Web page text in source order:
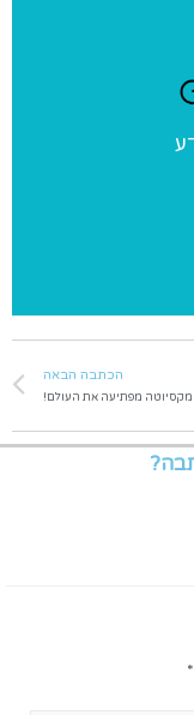
בנושאי התעמלות
הכתבה הבאה
מקסיוטה מפתיעה את העולם!
*